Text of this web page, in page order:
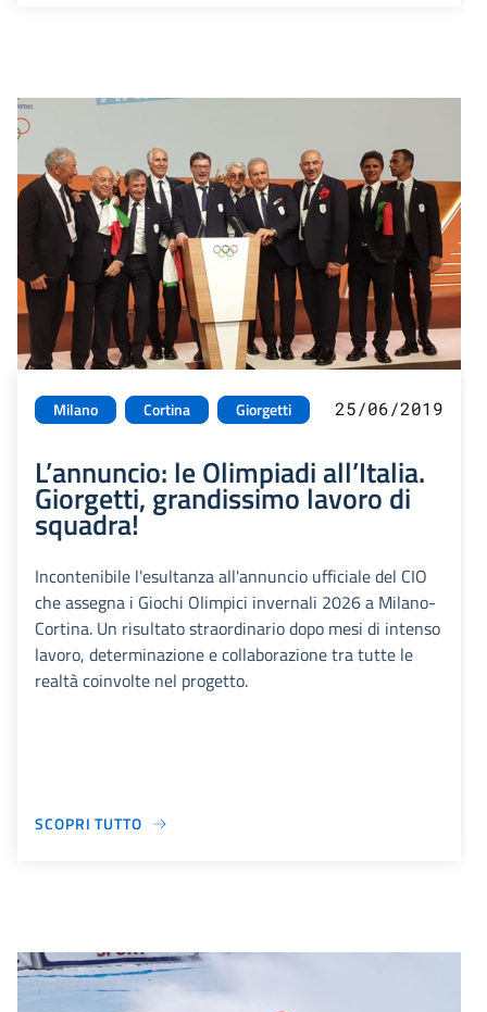
Milano Cortina Giorgetti 25/06/2019
L’annuncio: le Olimpiadi all’Italia.
Giorgetti, grandissimo lavoro di
squadra!
Incontenibile l'esultanza all'annuncio ufficiale del CIO
che assegna i Giochi Olimpici invernali 2026 a Milano-
Cortina. Un risultato straordinario dopo mesi di intenso
lavoro, determinazione e collaborazione tra tutte le
realtà coinvolte nel progetto.
SCOPRI TUTTO